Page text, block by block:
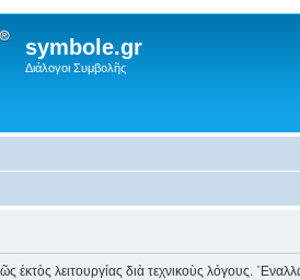
symbole.gr
Διάλογοι Συμβολῆς
ἐκτὸς λειτουργίας διὰ τεχνικοὺς λόγους.